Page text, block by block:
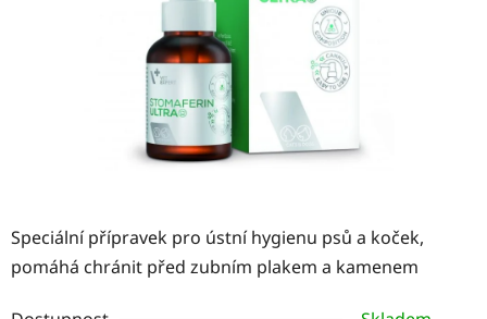
Speciální přípravek pro ústní hygienu psů a koček,
pomáhá chránit před zubním plakem a kamenem